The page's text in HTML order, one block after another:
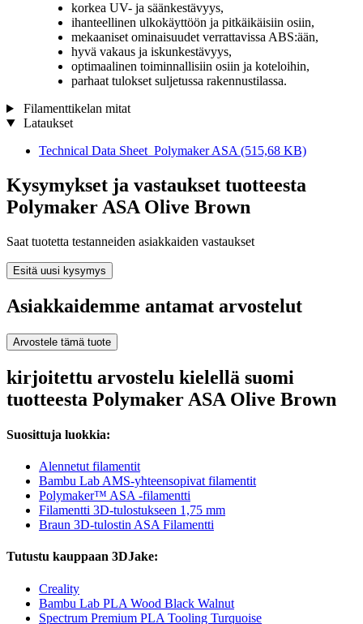
korkea UV- ja säänkestävyys,
ihanteellinen ulkokäyttöön ja pitkäikäisiin osiin,
mekaaniset ominaisuudet verrattavissa ABS:ään,
hyvä vakaus ja iskunkestävyys,
optimaalinen toiminnallisiin osiin ja koteloihin,
parhaat tulokset suljetussa rakennustilassa.
Filamenttikelan mitat
Lataukset
Technical Data Sheet_Polymaker ASA (515,68 KB)
Kysymykset ja vastaukset tuotteesta
Polymaker ASA Olive Brown
Saat tuotetta testanneiden asiakkaiden vastaukset
Esitä uusi kysymys
Asiakkaidemme antamat arvostelut
Arvostele tämä tuote
kirjoitettu arvostelu kielellä suomi
tuotteesta Polymaker ASA Olive Brown
Suosittuja luokkia:
Alennetut filamentit
Bambu Lab AMS-yhteensopivat filamentit
Polymaker™ ASA -filamentti
Filamentti 3D-tulostukseen 1,75 mm
Braun 3D-tulostin ASA Filamentti
Tutustu kauppaan 3DJake:
Creality
Bambu Lab PLA Wood Black Walnut
Spectrum Premium PLA Tooling Turquoise